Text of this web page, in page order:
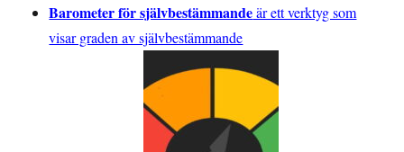
Barometer för självbestämmandeär ett verktyg som
visar graden av självbestämmande